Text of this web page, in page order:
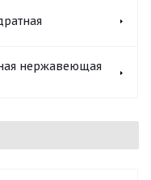
нержавеющая